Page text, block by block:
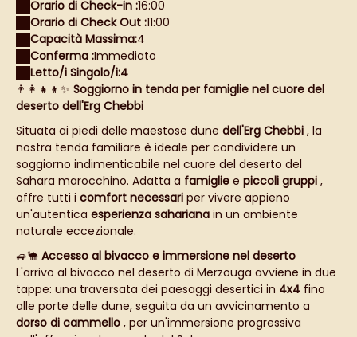
Orario di Check-in :16:00
Orario di Check Out :11:00
Capacità Massima:4
Conferma :Immediato
Letto/i Singolo/i:4
👨‍👩‍👧‍👦✨ Soggiorno in tenda per famiglie nel cuore del
deserto dell'Erg Chebbi
Situata ai piedi delle maestose dune dell'Erg Chebbi , la
nostra tenda familiare è ideale per condividere un
soggiorno indimenticabile nel cuore del deserto del
Sahara marocchino. Adatta a famiglie e piccoli gruppi ,
offre tutti i comfort necessari per vivere appieno
un'autentica esperienza sahariana in un ambiente
naturale eccezionale.
🚙🐪 Accesso al bivacco e immersione nel deserto
L'arrivo al bivacco nel deserto di Merzouga avviene in due
tappe: una traversata dei paesaggi desertici in 4x4 fino
alle porte delle dune, seguita da un avvicinamento a
dorso di cammello , per un'immersione progressiva